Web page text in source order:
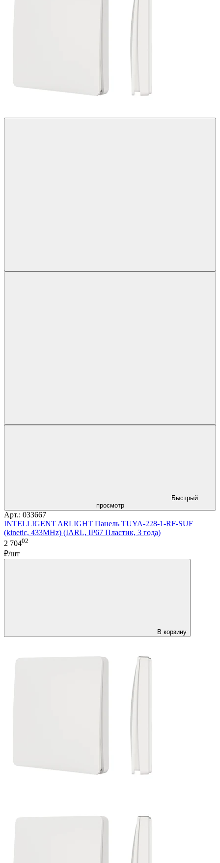
Быстрый
просмотр
Арт.: 033667
INTELLIGENT ARLIGHT Панель TUYA-228-1-RF-SUF
(kinetic, 433MHz) (IARL, IP67 Пластик, 3 года)
2 70402
₽/шт
В корзину